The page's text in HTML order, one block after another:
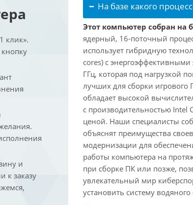
клик».
и
к заказу
На базе какого
Этот компьютер собран на
ядерный, 16-поточный
использует гибридную
cores) с энергоэффективными
ГГц, которая под нагрузкой
лучших для сборки
обладает высокой
с производительностью Intel
ценой. Наши специалисты
объяснят преимущества
модернизации для
работы компьютера на
при сборке ПК или позже,
увлекательный мир
установить систему